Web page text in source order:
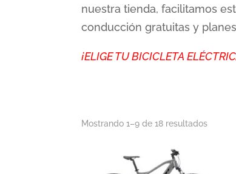
nuestra tienda, facilitamos
conducción gratuitas y
¡ELIGE TU BICICLETA
Mostrando 1–9 de 18 resultados